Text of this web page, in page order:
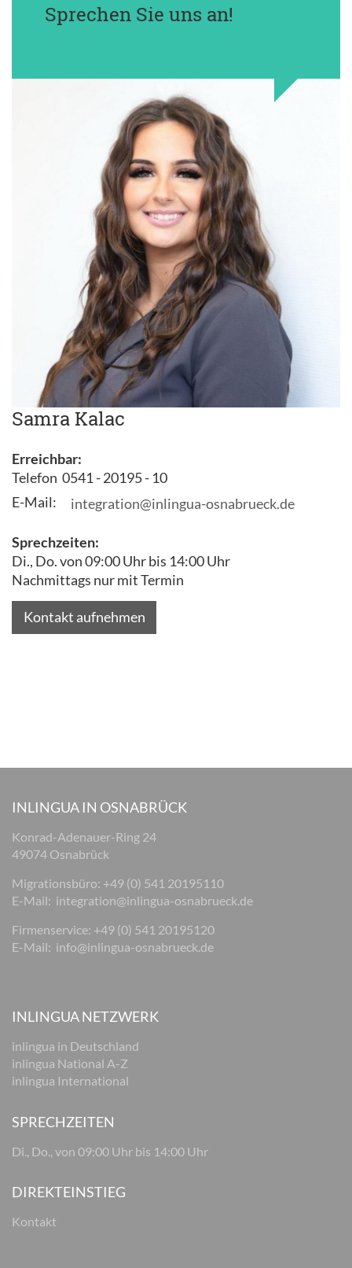
Sprechen Sie uns an!
Samra Kalac
Erreichbar:
Telefon 0541 - 20195 - 10
E-Mail:
integration@inlingua-osnabrueck.de
Sprechzeiten:
Di., Do. von 09:00 Uhr bis 14:00 Uhr
Nachmittags nur mit Termin
Kontakt aufnehmen
INLINGUA IN OSNABRÜCK
Konrad-Adenauer-Ring 24
49074 Osnabrück
Migrationsbüro: +49 (0) 541 20195110
E-Mail: integration@inlingua-osnabrueck.de
Firmenservice: +49 (0) 541 20195120
E-Mail: info@inlingua-osnabrueck.de
INLINGUA NETZWERK
inlingua in Deutschland
inlingua National A-Z
inlingua International
SPRECHZEITEN
Di., Do., von 09:00 Uhr bis 14:00 Uhr
DIREKTEINSTIEG
Kontakt